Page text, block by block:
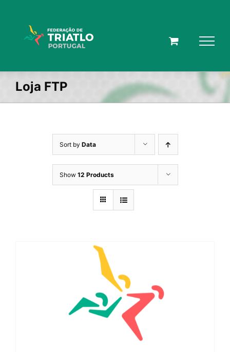
Loja FTP
Sort by Data
Show 12 Products